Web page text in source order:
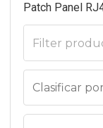
Patch Panel
Clasificar